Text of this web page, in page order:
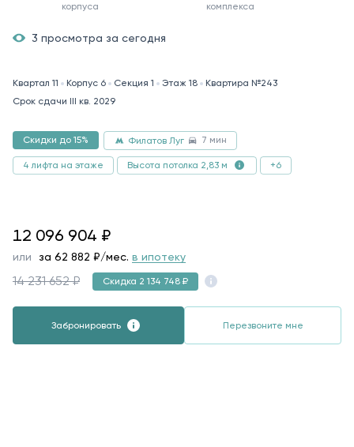
корпуса
комплекса
3 просмотра за сегодня
Квартал 11 Корпус 6 Секция 1 Этаж 18
Квартира №243
Срок сдачи III кв. 2029
Скидки до 15% Филатов Луг 7 мин
4 лифта на этаже Высота потолка 2,83 м +6
12096904
12 096 904 ₽
или за 62 882 ₽/мес. в ипотеку
14 231 652 ₽ Скидка 2 134 748 ₽
Забронировать Перезвоните мне